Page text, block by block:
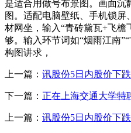
是适合用做号布景图。画面
图。适配电脑壁纸、手机锁
材网坐，输入“青砖黛瓦+飞
够。输入环节词如“烟雨江南
构图讲求，
上一篇： 讯股份5日内股价下
下一篇： 正在上海交通大学特
上一篇： 讯股份5日内股价下